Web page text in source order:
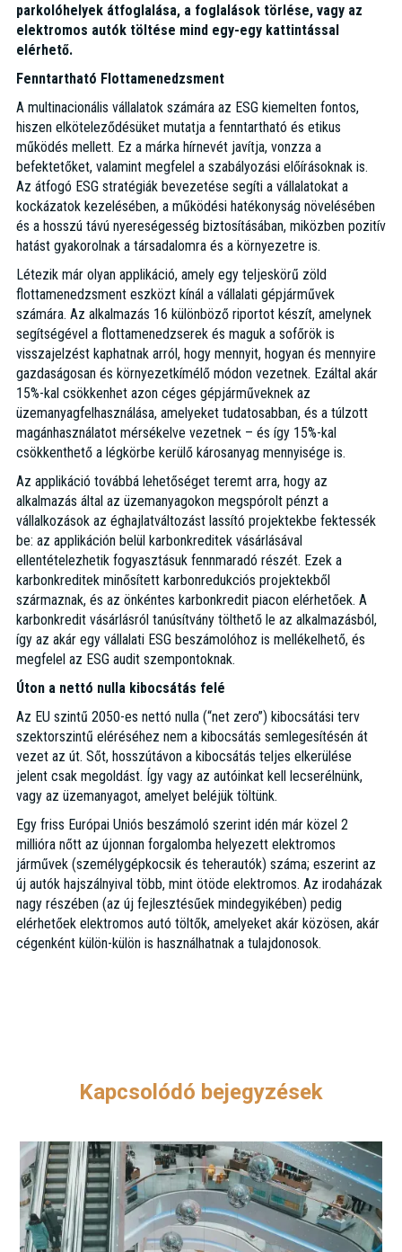
parkolóhelyek átfoglalása, a foglalások törlése, vagy az
elektromos autók töltése mind egy-egy kattintással
elérhető.
Fenntartható Flottamenedzsment
A multinacionális vállalatok számára az ESG kiemelten fontos,
hiszen elköteleződésüket mutatja a fenntartható és etikus
működés mellett. Ez a márka hírnevét javítja, vonzza a
befektetőket, valamint megfelel a szabályozási előírásoknak is.
Az átfogó ESG stratégiák bevezetése segíti a vállalatokat a
kockázatok kezelésében, a működési hatékonyság növelésében
és a hosszú távú nyereségesség biztosításában, miközben pozitív
hatást gyakorolnak a társadalomra és a környezetre is.
Létezik már olyan applikáció, amely egy teljeskörű zöld
flottamenedzsment eszközt kínál a vállalati gépjárművek
számára. Az alkalmazás 16 különböző riportot készít, amelynek
segítségével a flottamenedzserek és maguk a sofőrök is
visszajelzést kaphatnak arról, hogy mennyit, hogyan és mennyire
gazdaságosan és környezetkímélő módon vezetnek. Ezáltal akár
15%-kal csökkenhet azon céges gépjárműveknek az
üzemanyagfelhasználása, amelyeket tudatosabban, és a túlzott
magánhasználatot mérsékelve vezetnek – és így 15%-kal
csökkenthető a légkörbe kerülő károsanyag mennyisége is.
Az applikáció továbbá lehetőséget teremt arra, hogy az
alkalmazás által az üzemanyagokon megspórolt pénzt a
vállalkozások az éghajlatváltozást lassító projektekbe fektessék
be: az applikáción belül karbonkreditek vásárlásával
ellentételezhetik fogyasztásuk fennmaradó részét. Ezek a
karbonkreditek minősített karbonredukciós projektekből
származnak, és az önkéntes karbonkredit piacon elérhetőek. A
karbonkredit vásárlásról tanúsítvány tölthető le az alkalmazásból,
így az akár egy vállalati ESG beszámolóhoz is mellékelhető, és
megfelel az ESG audit szempontoknak.
Úton a nettó nulla kibocsátás felé
Az EU szintű 2050-es nettó nulla (“net zero”) kibocsátási terv
szektorszintű eléréséhez nem a kibocsátás semlegesítésén át
vezet az út. Sőt, hosszútávon a kibocsátás teljes elkerülése
jelent csak megoldást. Így vagy az autóinkat kell lecserélnünk,
vagy az üzemanyagot, amelyet beléjük töltünk.
Egy friss Európai Uniós beszámoló szerint idén már közel 2
millióra nőtt az újonnan forgalomba helyezett elektromos
járművek (személygépkocsik és teherautók) száma; eszerint az
új autók hajszálnyival több, mint ötöde elektromos. Az irodaházak
nagy részében (az új fejlesztésűek mindegyikében) pedig
elérhetőek elektromos autó töltők, amelyeket akár közösen, akár
cégenként külön-külön is használhatnak a tulajdonosok.
Kapcsolódó bejegyzések